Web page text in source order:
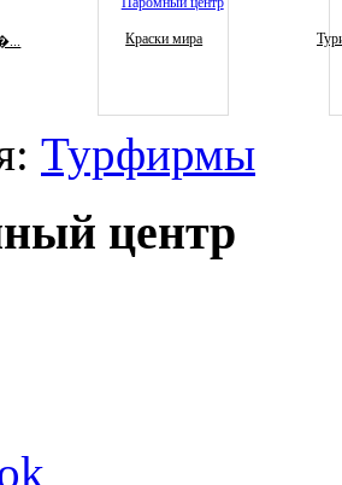
Краски мира
Турфирмы
центр